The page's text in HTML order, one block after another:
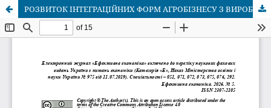
РОЗВИТОК ІНТЕГРАЦІЙНИХ ФОРМ АГРОБІЗНЕСУ З ВИРОБНИЦТВА І ПЕРЕРОБКИ СІЛЬСЬКОГОСПОДАРСЬКОЇ ПРОДУКЦІЇ